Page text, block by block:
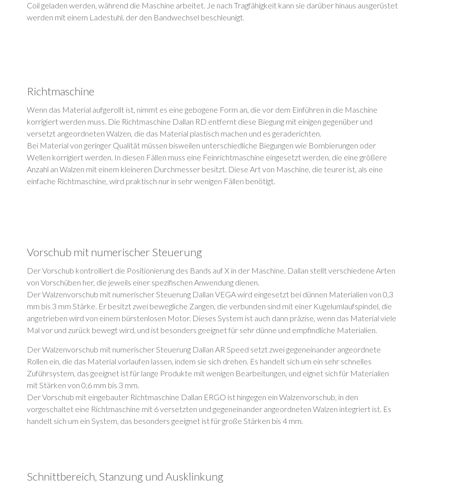
Coil geladen werden, während die Maschine arbeitet. Je nach Tragfähigkeit kann sie darüber hinaus ausgerüstet
werden mit einem Ladestuhl, der den Bandwechsel beschleunigt.
Richtmaschine
Wenn das Material aufgerollt ist, nimmt es eine gebogene Form an, die vor dem Einführen in die Maschine
korrigiert werden muss. Die Richtmaschine Dallan RD entfernt diese Biegung mit einigen gegenüber und
versetzt angeordneten Walzen, die das Material plastisch machen und es geraderichten.
Bei Material von geringer Qualität müssen bisweilen unterschiedliche Biegungen wie Bombierungen oder
Wellen korrigiert werden. In diesen Fällen muss eine Feinrichtmaschine eingesetzt werden, die eine größere
Anzahl an Walzen mit einem kleineren Durchmesser besitzt. Diese Art von Maschine, die teurer ist, als eine
einfache Richtmaschine, wird praktisch nur in sehr wenigen Fällen benötigt.
Vorschub mit numerischer Steuerung
Der Vorschub kontrolliert die Positionierung des Bands auf X in der Maschine. Dallan stellt verschiedene Arten
von Vorschüben her, die jeweils einer spezifischen Anwendung dienen.
Der Walzenvorschub mit numerischer Steuerung Dallan VEGA wird eingesetzt bei dünnen Materialien von 0,3
mm bis 3 mm Stärke. Er besitzt zwei bewegliche Zangen, die verbunden sind mit einer Kugelumlaufspindel, die
angetrieben wird von einem bürstenlosen Motor. Dieses System ist auch dann präzise, wenn das Material viele
Mal vor und zurück bewegt wird, und ist besonders geeignet für sehr dünne und empfindliche Materialien.
Der Walzenvorschub mit numerischer Steuerung Dallan AR Speed setzt zwei gegeneinander angeordnete
Rollen ein, die das Material vorlaufen lassen, indem sie sich drehen. Es handelt sich um ein sehr schnelles
Zuführsystem, das geeignet ist für lange Produkte mit wenigen Bearbeitungen, und eignet sich für Materialien
mit Stärken von 0,6 mm bis 3 mm.
Der Vorschub mit eingebauter Richtmaschine Dallan ERGO ist hingegen ein Walzenvorschub, in den
vorgeschaltet eine Richtmaschine mit 6 versetzten und gegeneinander angeordneten Walzen integriert ist. Es
handelt sich um ein System, das besonders geeignet ist für große Stärken bis 4 mm.
Schnittbereich, Stanzung und Ausklinkung